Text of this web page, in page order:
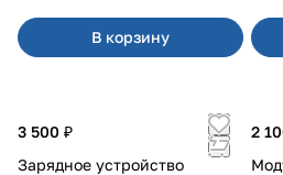
В корзину
3 500 ₽
Зарядное устройство
2